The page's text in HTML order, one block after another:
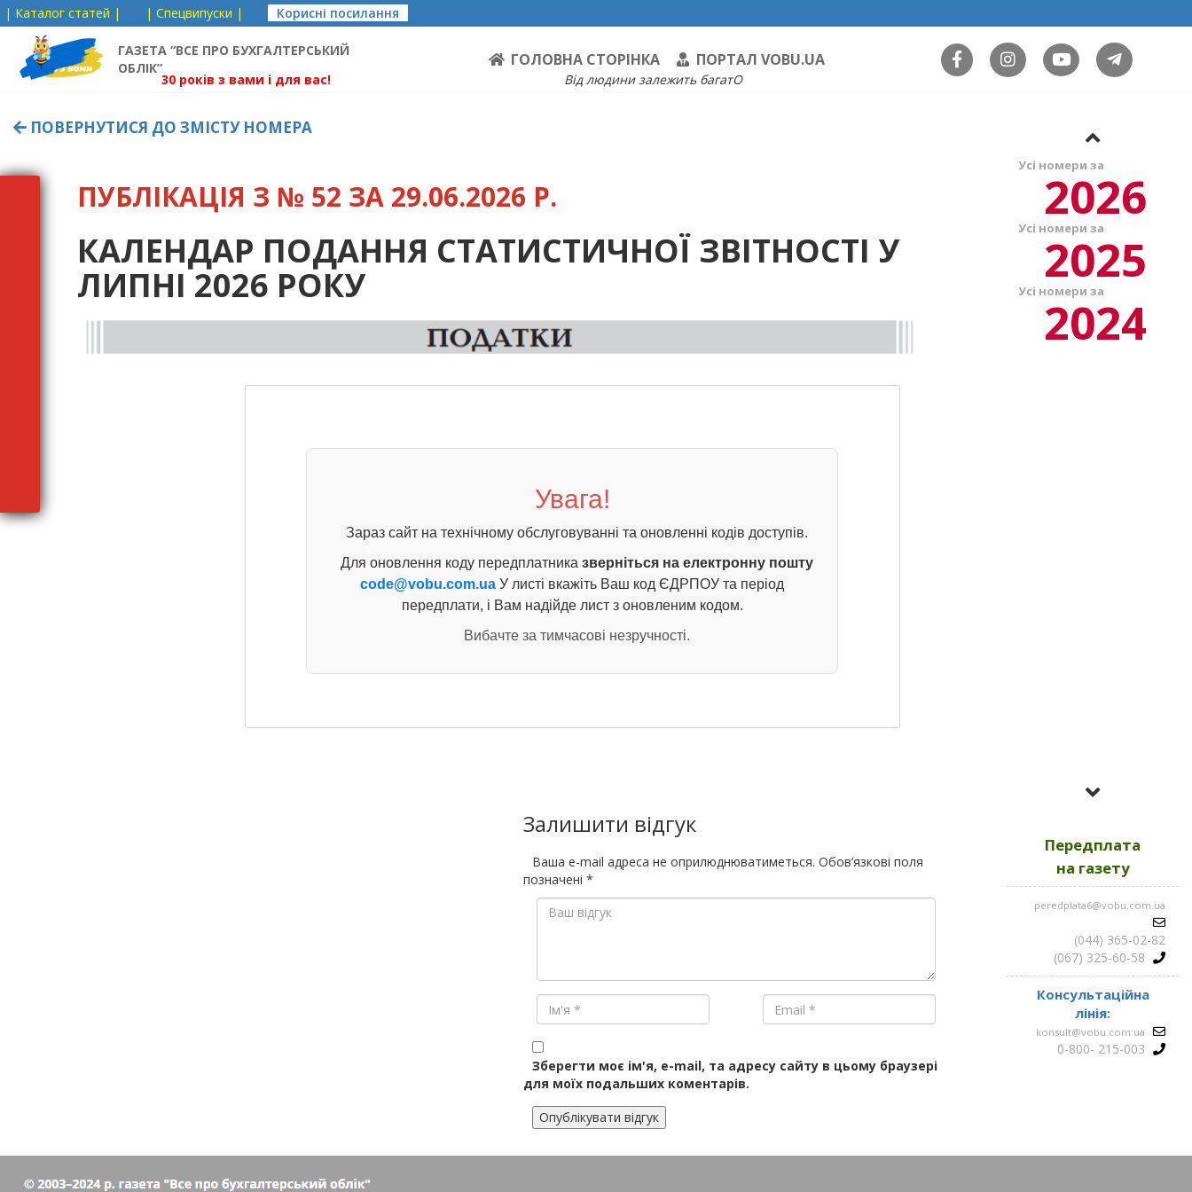
| Каталог статей | | Спецвипуски | Корисні посилання
ГАЗЕТА “ВСЕ ПРО БУХГАЛТЕРСЬКИЙ
ОБЛІК”
ГОЛОВНА СТОРІНКА ПОРТАЛ VOBU.UA
30 років з вами і для вас! Від людини залежить багатО
ПОВЕРНУТИСЯ ДО ЗМІСТУ НОМЕРА
ПУБЛІКАЦІЯ З № 52 ЗА 29.06.2026 Р.
КАЛЕНДАР ПОДАННЯ СТАТИСТИЧНОЇ ЗВІТНОСТІ У
ЛИПНІ 2026 РОКУ
Увага!
Зараз сайт на технічному обслуговуванні та оновленні кодів доступів.
Для оновлення коду передплатника зверніться на електронну пошту
code@vobu.com.ua У листі вкажіть Ваш код ЄДРПОУ та період
передплати, і Вам надійде лист з оновленим кодом.
Вибачте за тимчасові незручності.
Залишити відгук
Ваша e-mail адреса не оприлюднюватиметься. Обов’язкові поля
позначені *
Зберегти моє ім'я, e-mail, та адресу сайту в цьому браузері
для моїх подальших коментарів.
Усі номери за
2026
Усі номери за
2025
Усі номери за
2024
2023
Усі номери за
2022
Усі номери за
2021
Передплата
на газету
peredplata6@vobu.com.ua
(044) 365-02-82
(067) 325-60-58
Консультаційна
лінія:
konsult@vobu.com.ua
0-800- 215-003